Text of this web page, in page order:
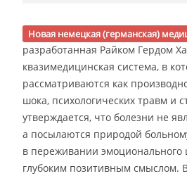
Новая немецкая (германская)
разработанная Райком Гердом
квазимедицинская система, в
рассматриваются как
шока, психологических травм и
утверждается, что болезни не
а посылаются природой
в переживании
глубоким позитивным смыслом.